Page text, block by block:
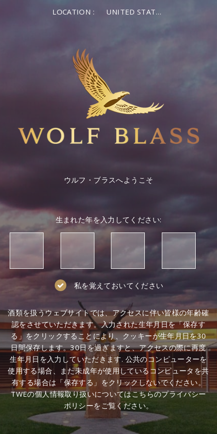
LOCATION : UNITED STATES OF AMERICA
ウルフ・ブラスへようこそ
生まれた年を入力してください:
私を覚えておいてください
酒類を扱うウェブサイトでは、アクセスに伴い皆様の年齢確
認をさせていただきます。入力された生年月日を「保存す
る」をクリックすることにより、クッキーが生年月日を30
日間保存します。30日を過ぎますと、アクセスの際に再度
生年月日を入力していただきます. 公共のコンピューターを
使用する場合、また未成年が使用しているコンピュータを共
有する場合は「保存する」をクリックしないでください。
TWEの個人情報取り扱いについてはこちらのプライバシー
ポリシーをご覧ください。